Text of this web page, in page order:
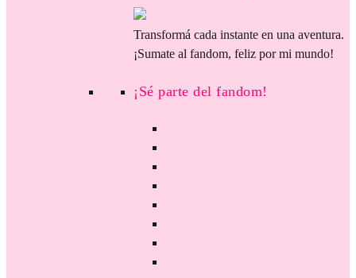
Transformá cada instante en una aventura.
¡Sumate al fandom, feliz por mi mundo!
¡Sé parte del fandom!